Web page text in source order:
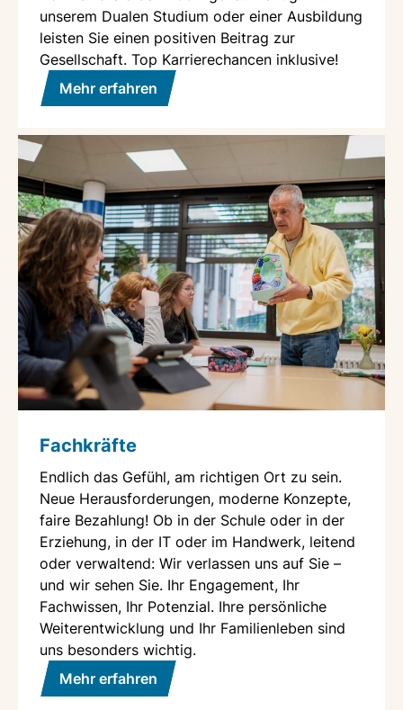
unserem Dualen Studium oder einer Ausbildung
leisten Sie einen positiven Beitrag zur
Gesellschaft. Top Karrierechancen inklusive!
Mehr erfahren
Fachkräfte
Endlich das Gefühl, am richtigen Ort zu sein.
Neue Herausforderungen, moderne Konzepte,
faire Bezahlung! Ob in der Schule oder in der
Erziehung, in der IT oder im Handwerk, leitend
oder verwaltend: Wir verlassen uns auf Sie –
und wir sehen Sie. Ihr Engagement, Ihr
Fachwissen, Ihr Potenzial. Ihre persönliche
Weiterentwicklung und Ihr Familienleben sind
uns besonders wichtig.
Mehr erfahren